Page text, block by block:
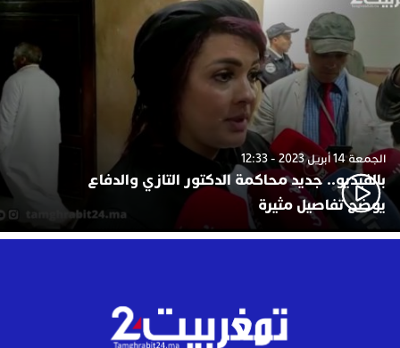
الجمعة 14 أبريل 2023 - 12:33
بالفيديو.. جديد محاكمة الدكتور التازي والدفاع
يوضح تفاصيل مثيرة